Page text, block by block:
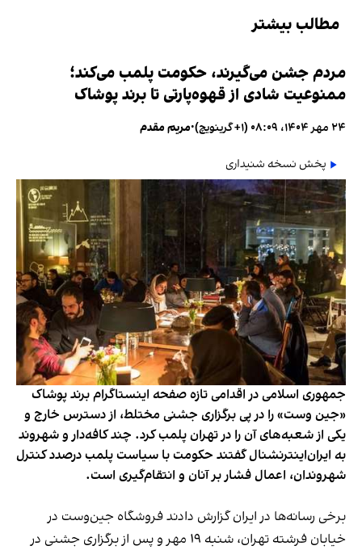
مطالب بیشتر
مردم جشن می‌گیرند، حکومت پلمب می‌کند؛
ممنوعیت شادی از قهوه‌پارتی تا برند پوشاک
۲۴ مهر ۱۴۰۴، ۰۸:۰۹ (‎+۱ گرینویچ) •مریم مقدم
پخش نسخه شنیداری
جمهوری اسلامی در اقدامی تازه صفحه اینستاگرام برند پوشاک
«جین وست» را در پی برگزاری جشنی مختلط، از دسترس خارج و
یکی از شعبه‌های آن را در تهران پلمب کرد. چند کافه‌‌دار و شهروند
به ایران‌اینترنشنال گفتند حکومت با سیاست پلمب درصدد کنترل
شهروندان، اعمال فشار بر آنان و انتقام‌گیری است.
برخی رسانه‌ها در ایران گزارش دادند فروشگاه جین‌وست در
خیابان فرشته تهران، شنبه ۱۹ مهر و پس از برگزاری جشنی در